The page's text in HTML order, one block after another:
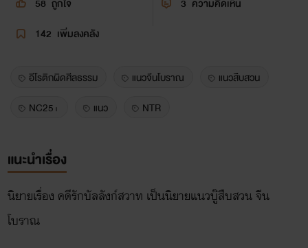
58 ถูกใจ 3 ความคิดเห็น
142 เพิ่มลงคลัง
อีโรติกผิดศีลธรรม แนวจีนโบราณ
แนวสืบสวน
NC25+
แนว NTR
แนะนำเรื่อง
นิยายเรื่อง คดีรักบัลลังก์สวาท เป็นนิยายแนวบู๊สืบสวน จีน
โบราณ